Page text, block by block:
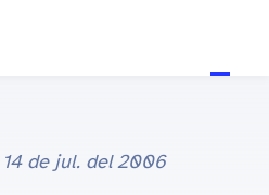
14 de jul. del 2006